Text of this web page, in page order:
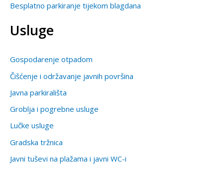
Besplatno parkiranje tijekom blagdana
Usluge
Gospodarenje otpadom
Čišćenje i održavanje javnih površina
Javna parkirališta
Groblja i pogrebne usluge
Lučke usluge
Gradska tržnica
Javni tuševi na plažama i javni WC-i